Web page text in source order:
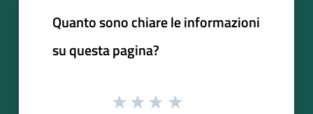
Quanto sono chiare le informazioni
su questa pagina?